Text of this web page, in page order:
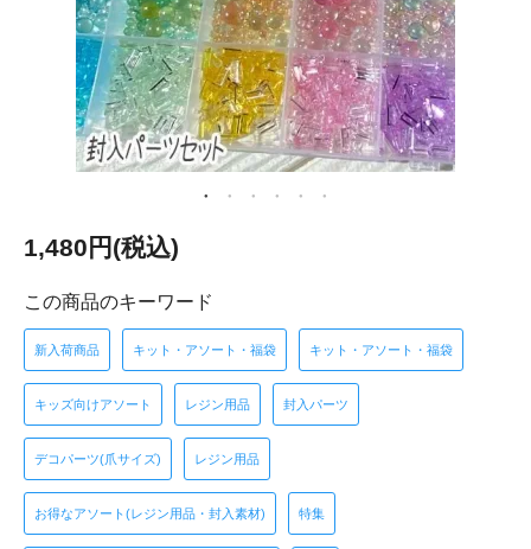
1,480円(税込)
この商品のキーワード
新入荷商品 キット・アソート・福袋 キット・アソート・福袋
キッズ向けアソート レジン用品 封入パーツ
デコパーツ(爪サイズ) レジン用品
お得なアソート(レジン用品・封入素材) 特集